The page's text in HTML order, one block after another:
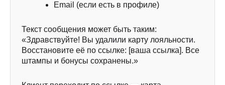
Email (если есть в профиле)
Текст сообщения может быть таким:
«Здравствуйте! Вы удалили карту лояльности.
Восстановите её по ссылке: [ваша ссылка]. Все
штампы и бонусы сохранены.»